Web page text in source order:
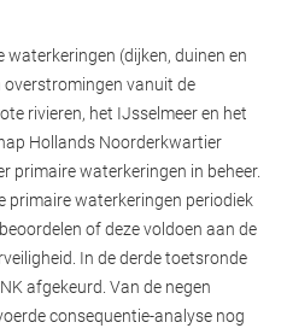
(dijken, duinen en
vanuit de
rivieren, het IJsselmeer en het
Hollands Noorderkwartier
primaire waterkeringen in beheer.
primaire waterkeringen periodiek
of deze voldoen aan de
In de derde toetsronde
afgekeurd. Van de negen
consequentie-analyse nog